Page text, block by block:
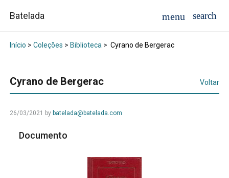
Batelada
Início > Coleções > Biblioteca> Cyrano de Bergerac
Cyrano de Bergerac Voltar
26/03/2021 by batelada@batelada.com
Documento